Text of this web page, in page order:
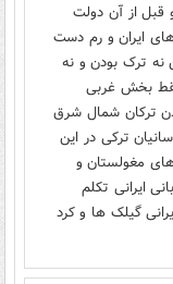
قبل از آن دولت
ایران و رم دست
ترک بودن و نه
بخش غربی
ترکان شمال شرق
ترکی در این
مغولستان و
ایرانی تکلم
گیلک ها و کرد